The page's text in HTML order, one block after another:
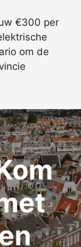
€300 per
om de